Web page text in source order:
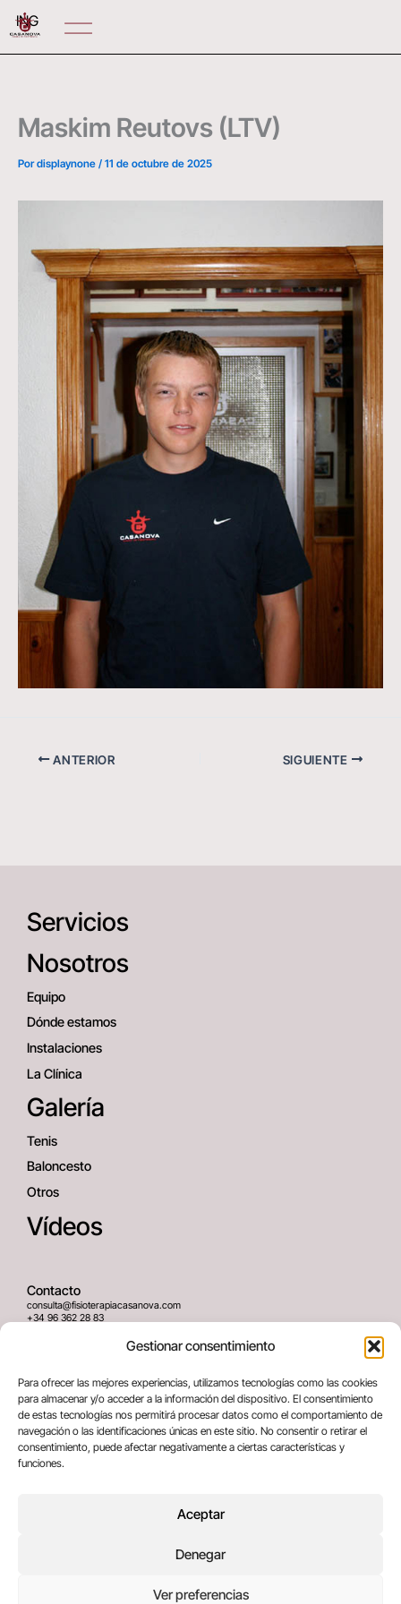
Gestionar consentimiento
Para ofrecer las mejores experiencias, utilizamos tecnologías como las cookies
para almacenar y/o acceder a la información del dispositivo. El consentimiento
de estas tecnologías nos permitirá procesar datos como el comportamiento de
navegación o las identificaciones únicas en este sitio. No consentir o retirar el
consentimiento, puede afectar negativamente a ciertas características y
funciones.
Aceptar
Denegar
Ver preferencias
contenido
ING
Maskim Reutovs (LTV)
Pordisplaynone / 11 de octubre de 2025
ANTERIOR SIGUIENTE
Servicios
Nosotros
Equipo
Dónde estamos
Instalaciones
La Clínica
Galería
Tenis
Baloncesto
Otros
Vídeos
Contacto
consulta@fisioterapiacasanova.com
+34 96 362 28 83
Dirección
C/ Greses Nº12 (Bajo) 46020
Valencia, España
Términos legales